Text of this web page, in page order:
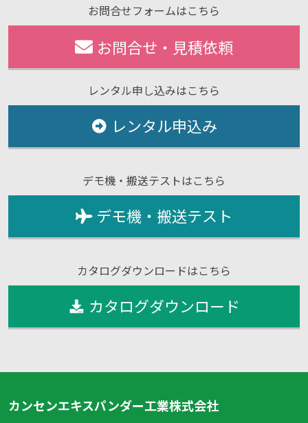
お問合せフォームはこちら
お問合せ・見積依頼
レンタル申し込みはこちら
レンタル申込み
デモ機・搬送テストはこちら
デモ機・搬送テスト
カタログダウンロードはこちら
カタログダウンロード
カンセンエキスパンダー工業株式会社